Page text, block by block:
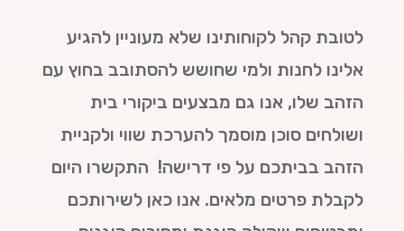
לטובת קהל לקוחותינו שלא מעוניין להגיע
אלינו לחנות ולמי שחושש להסתובב בחוץ עם
הזהב שלו, אנו גם מבצעים ביקורי בית
ושולחים סוכן מוסמך להערכת שווי ולקניית
הזהב בביתכם על פי דרישה! התקשרו היום
לקבלת פרטים מלאים. אנו כאן לשירותכם